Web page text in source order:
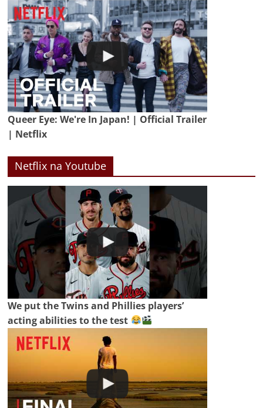
Queer Eye: We're In Japan! | Official Trailer
| Netflix
Netflix na Youtube
We put the Twins and Phillies players’
acting abilities to the test